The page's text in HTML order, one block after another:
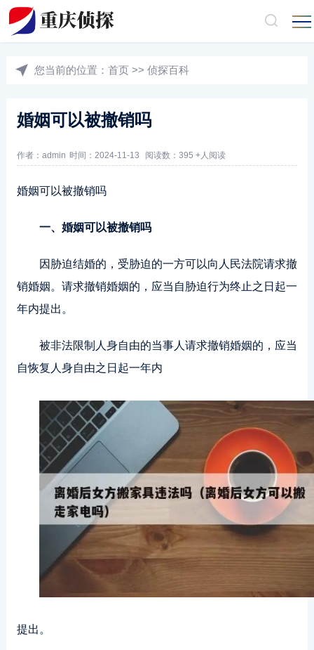
您当前的位置： 首页 >> 侦探百科
婚姻可以被撤销吗
作者：admin 时间：2024-11-13 阅读数：395 +人阅读
婚姻可以被撤销吗
一、婚姻可以被撤销吗
因胁迫结婚的，受胁迫的一方可以向人民法院请求撤
销婚姻。请求撤销婚姻的，应当自胁迫行为终止之日起一
年内提出。
被非法限制人身自由的当事人请求撤销婚姻的，应当
自恢复人身自由之日起一年内
提出。